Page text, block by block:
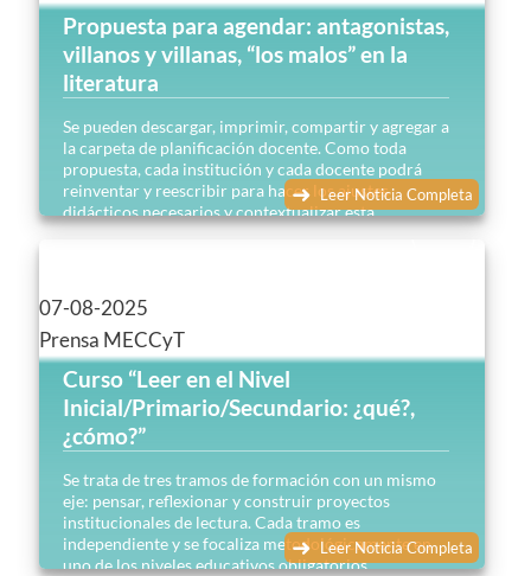
Propuesta para agendar: antagonistas,
villanos y villanas, “los malos” en la
literatura
Se pueden descargar, imprimir, compartir y agregar a
la carpeta de planificación docente. Como toda
propuesta, cada institución y cada docente podrá
reinventar y reescribir para hacer los ajustes
didácticos necesarios y contextualizar esta
herramienta que busca fortalecer la caja de recursos
Leer Noticia Completa
07-08-2025
Prensa MECCyT
Curso “Leer en el Nivel
Inicial/Primario/Secundario: ¿qué?,
¿cómo?”
Se trata de tres tramos de formación con un mismo
eje: pensar, reflexionar y construir proyectos
institucionales de lectura. Cada tramo es
independiente y se focaliza metodológicamente en
uno de los niveles educativos obligatorios…
Leer Noticia Completa